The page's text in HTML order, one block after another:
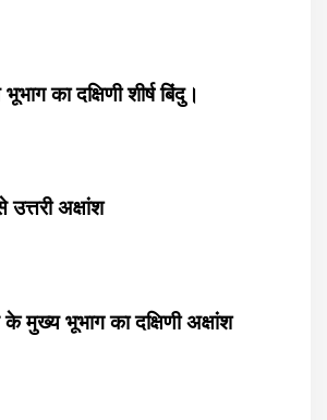
का दक्षिणी शीर्ष बिंदु।
अक्षांश
मुख्य भूभाग का दक्षिणी अक्षांश